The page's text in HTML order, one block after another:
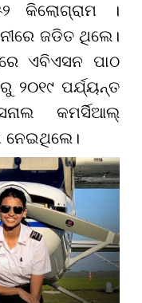
କିଲୋଗ୍ରାମ ।
ଜଡିତ ଥିଲେ।
ଏବିଏସନ ପାଠ
୨୦୧୯ ପର୍ଯ୍ୟନ୍ତ
କମର୍ସିଆଲ୍
ନେଇଥିଲେ।